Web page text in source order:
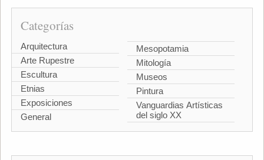
Categorías
Arquitectura
Arte Rupestre
Escultura
Etnias
Exposiciones
General
Mesopotamia
Mitología
Museos
Pintura
Vanguardias Artísticas
del siglo XX